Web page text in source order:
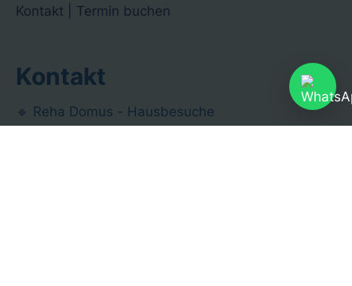
Kontakt | Termin buchen
Kontakt
🔹 Reha Domus - Hausbesuche